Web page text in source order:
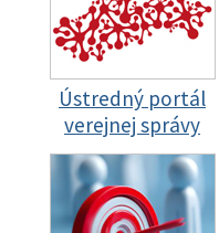
Ústredný portál
verejnej správy